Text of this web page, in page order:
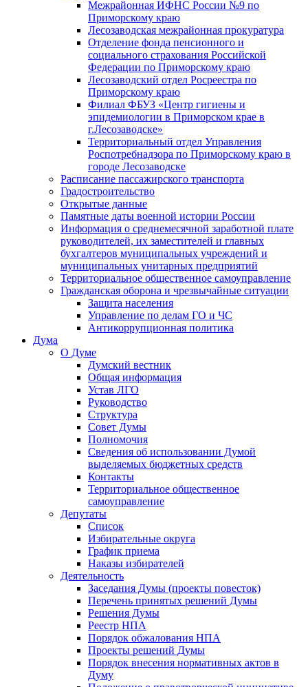
Межрайонная ИФНС России №9 по
Приморскому краю
Лесозаводская межрайонная прокуратура
Отделение фонда пенсионного и
социального страхования Российской
Федерации по Приморскому краю
Лесозаводский отдел Росреестра по
Приморскому краю
Филиал ФБУЗ «Центр гигиены и
эпидемиологии в Приморском крае в
г.Лесозаводске»
Территориальный отдел Управления
Роспотребнадзора по Приморскому краю в
городе Лесозаводске
Расписание пассажирского транспорта
Градостроительство
Открытые данные
Памятные даты военной истории России
Информация о среднемесячной заработной плате
руководителей, их заместителей и главных
бухгалтеров муниципальных учреждений и
муниципальных унитарных предприятий
Территориальное общественное самоуправление
Гражданская оборона и чрезвычайные ситуации
Защита населения
Управление по делам ГО и ЧС
Антикоррупционная политика
Дума
О Думе
Думский вестник
Общая информация
Устав ЛГО
Руководство
Структура
Совет Думы
Полномочия
Сведения об использовании Думой
выделяемых бюджетных средств
Контакты
Территориальное общественное
самоуправление
Депутаты
Список
Избирательные округа
График приема
Наказы избирателей
Деятельность
Заседания Думы (проекты повесток)
Перечень принятых решений Думы
Решения Думы
Реестр НПА
Порядок обжалования НПА
Проекты решений Думы
Порядок внесения нормативных актов в
Думу